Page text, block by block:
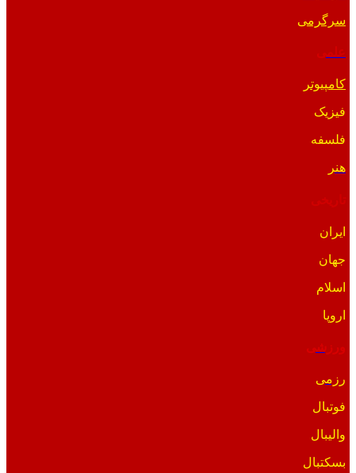
سرگرمی
کامپیوتر
فیزیک
فلسفه
هنر
ایران
جهان
اسلام
اروپا
ورزشی
رزمی
فوتبال
والیبال
بسکتبال